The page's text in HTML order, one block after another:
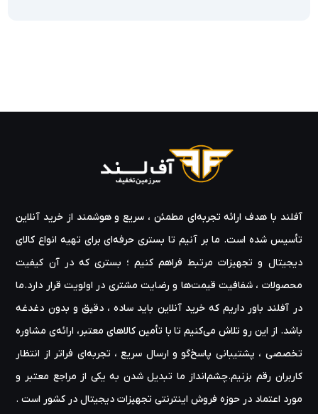
آفلند با هدف ارائه‌ تجربه‌ای مطمئن ، سریع و هوشمند از خرید آنلاین
تأسیس شده است. ما بر آنیم تا بستری حرفه‌ای برای تهیه‌ انواع کالای
دیجیتال و تجهیزات مرتبط فراهم کنیم ؛ بستری که در آن کیفیت
محصولات ، شفافیت قیمت‌ها و رضایت مشتری در اولویت قرار دارد.ما
در آفلند باور داریم که خرید آنلاین باید ساده ، دقیق و بدون دغدغه
باشد. از این رو تلاش می‌کنیم تا با تأمین کالاهای معتبر، ارائه‌ی مشاوره‌
تخصصی ، پشتیبانی پاسخ‌گو و ارسال سریع ، تجربه‌ای فراتر از انتظار
کاربران رقم بزنیم.چشم‌انداز ما تبدیل شدن به یکی از مراجع معتبر و
مورد اعتماد در حوزه‌ فروش اینترنتی تجهیزات دیجیتال در کشور است .